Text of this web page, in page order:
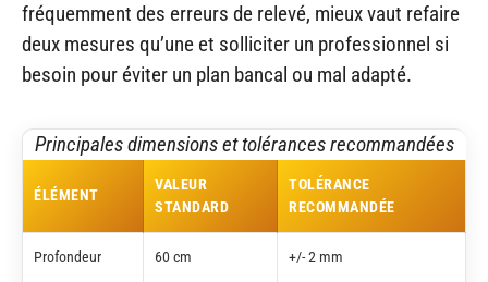
fréquemment des erreurs de relevé, mieux vaut refaire
deux mesures qu’une et solliciter un professionnel si
besoin pour éviter un plan bancal ou mal adapté.
Principales dimensions et tolérances recommandées
ÉLÉMENT
VALEUR
STANDARD
TOLÉRANCE
RECOMMANDÉE
Profondeur 60 cm +/- 2 mm